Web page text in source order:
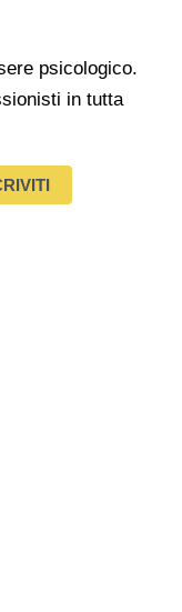
psicologico.
in tutta